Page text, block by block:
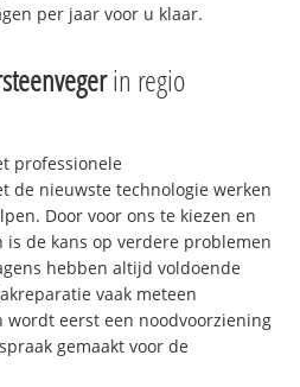
per jaar voor u klaar.
in regio
professionele
de nieuwste technologie werken
Door voor ons te kiezen en
is de kans op verdere problemen
hebben altijd voldoende
vaak meteen
eerst een noodvoorziening
gemaakt voor de